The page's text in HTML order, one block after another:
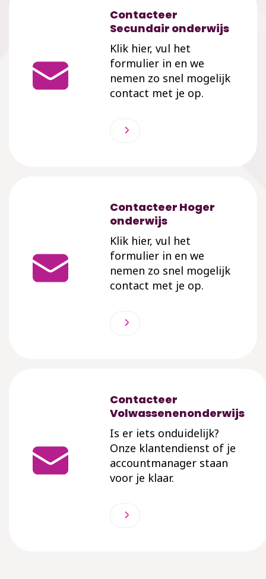
Contacteer
Secundair onderwijs
Klik hier, vul het
formulier in en we
nemen zo snel mogelijk
contact met je op.
Contacteer Hoger
onderwijs
Klik hier, vul het
formulier in en we
nemen zo snel mogelijk
contact met je op.
Contacteer
Volwassenenonderwijs
Is er iets onduidelijk?
Onze klantendienst of je
accountmanager staan
voor je klaar.